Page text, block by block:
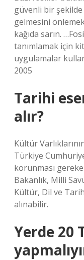
güvenli bir
gelmesini
kağıda sarın.
tanımlamak için
uygulamalar
2005
Tarihi
alır?
Kültür
Türkiye
korunması
Bakanlık, Milli
Kültür, Dil ve
alınabilir.
Yerde 20